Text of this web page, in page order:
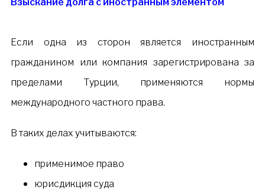
Взыскание долга с иностранным элементом
Если одна из сторон является иностранным
гражданином или компания зарегистрирована за
пределами Турции, применяются нормы
международного частного права.
В таких делах учитываются:
применимое право
юрисдикция суда